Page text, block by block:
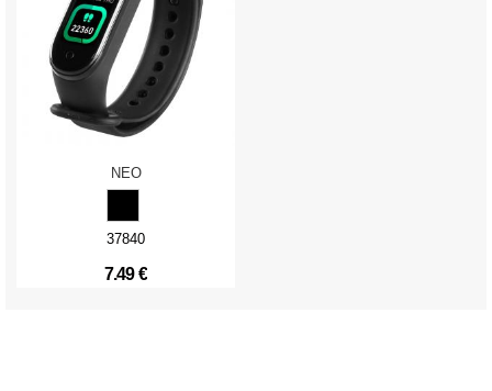
NEO
37840
7.49 €